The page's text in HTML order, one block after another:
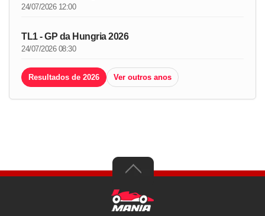
24/07/2026 12:00
TL1 - GP da Hungria 2026
24/07/2026 08:30
Resultados de 2026 Ver outros anos